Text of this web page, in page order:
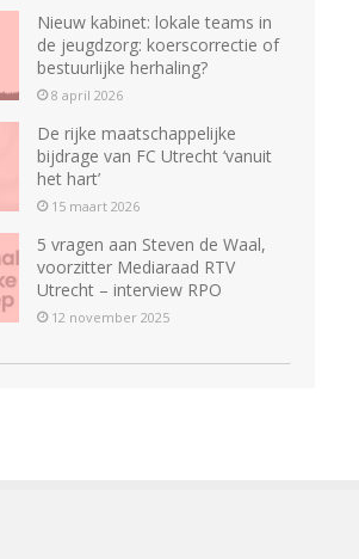
Nieuw kabinet: lokale teams in
de jeugdzorg: koerscorrectie of
bestuurlijke herhaling?
8 april 2026
De rijke maatschappelijke
bijdrage van FC Utrecht ‘vanuit
het hart’
15 maart 2026
5 vragen aan Steven de Waal,
voorzitter Mediaraad RTV
Utrecht – interview RPO
12 november 2025